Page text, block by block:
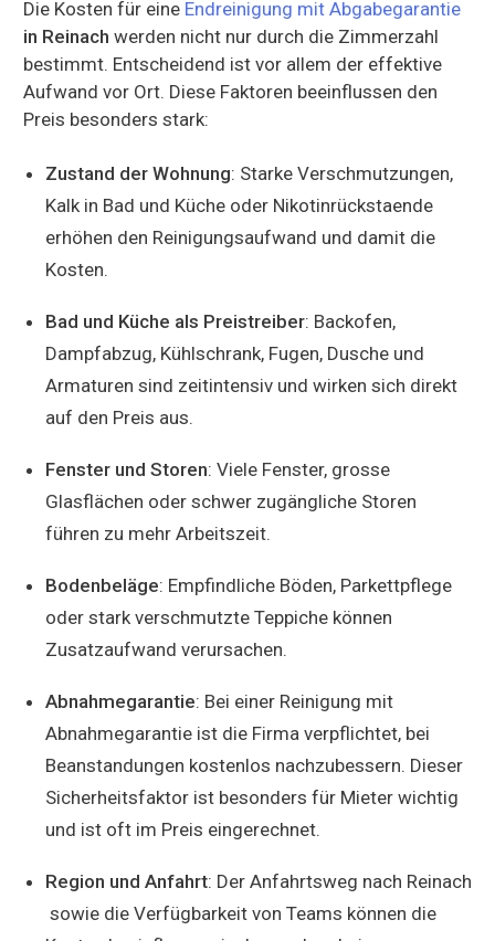
Die Kosten für eine Endreinigung mit Abgabegarantie
in Reinach werden nicht nur durch die Zimmerzahl
bestimmt. Entscheidend ist vor allem der effektive
Aufwand vor Ort. Diese Faktoren beeinflussen den
Preis besonders stark:
Zustand der Wohnung: Starke Verschmutzungen,
Kalk in Bad und Küche oder Nikotinrückstaende
erhöhen den Reinigungsaufwand und damit die
Kosten.
Bad und Küche als Preistreiber: Backofen,
Dampfabzug, Kühlschrank, Fugen, Dusche und
Armaturen sind zeitintensiv und wirken sich direkt
auf den Preis aus.
Fenster und Storen: Viele Fenster, grosse
Glasflächen oder schwer zugängliche Storen
führen zu mehr Arbeitszeit.
Bodenbeläge: Empfindliche Böden, Parkettpflege
oder stark verschmutzte Teppiche können
Zusatzaufwand verursachen.
Abnahmegarantie: Bei einer Reinigung mit
Abnahmegarantie ist die Firma verpflichtet, bei
Beanstandungen kostenlos nachzubessern. Dieser
Sicherheitsfaktor ist besonders für Mieter wichtig
und ist oft im Preis eingerechnet.
Region und Anfahrt: Der Anfahrtsweg nach Reinach
sowie die Verfügbarkeit von Teams können die